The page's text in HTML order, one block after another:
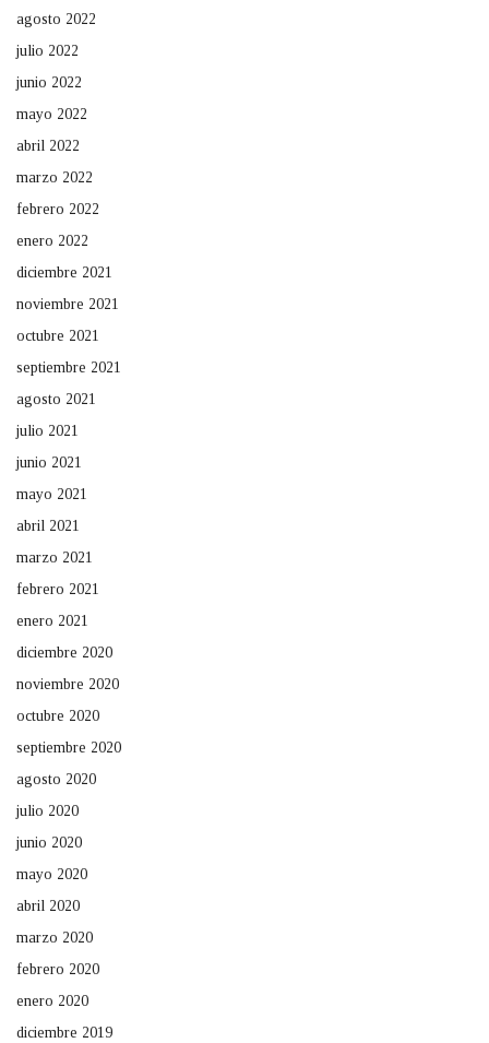
agosto 2022
julio 2022
junio 2022
mayo 2022
abril 2022
marzo 2022
febrero 2022
enero 2022
diciembre 2021
noviembre 2021
octubre 2021
septiembre 2021
agosto 2021
julio 2021
junio 2021
mayo 2021
abril 2021
marzo 2021
febrero 2021
enero 2021
diciembre 2020
noviembre 2020
octubre 2020
septiembre 2020
agosto 2020
julio 2020
junio 2020
mayo 2020
abril 2020
marzo 2020
febrero 2020
enero 2020
diciembre 2019